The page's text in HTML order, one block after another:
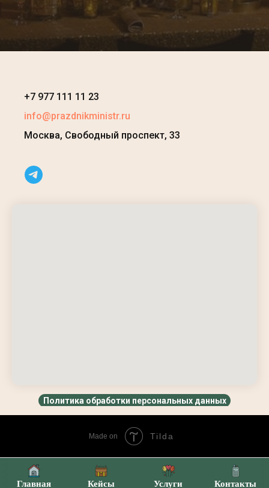
Главная Кейсы Услуги Контакты
+7 977 111 11 23
info@prazdnikministr.ru
Москва, Свободный проспект, 33
Политика обработки персональных данных
Made on Tilda